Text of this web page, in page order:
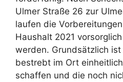
Ulmer Straße 26 zur
laufen die
Haushalt 2021
werden. Grundsätzlich
bestrebt im Ort
schaffen und die noch